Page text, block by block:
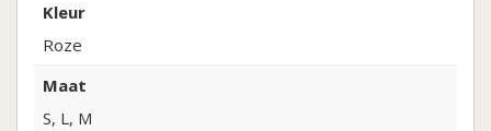
Kleur
Roze
Maat
S, L, M